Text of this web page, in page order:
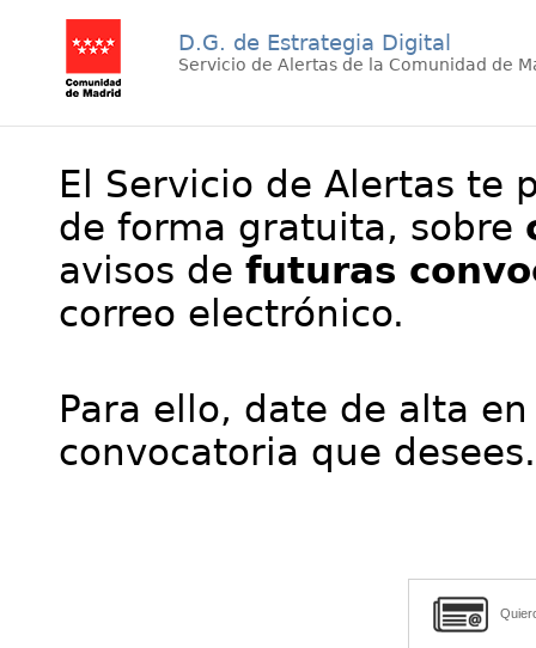
D.G. de Estrategia Digital
Servicio de Alertas de la Comunidad de
El Servicio de Alertas te
de forma gratuita, sobre
avisos de futuras
correo electrónico.
Para ello, date de alta
convocatoria que desees.